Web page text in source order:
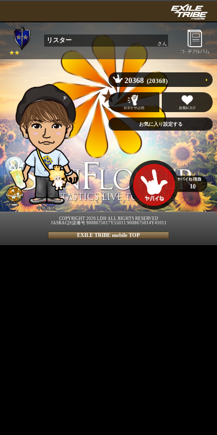
リスター さん
中島颯太
20368 (20368)
10
COPYRIGHT 2026 LDH ALL RIGHTS RESERVED
JASRAC許諾番号 9008675017Y55011 9008675014Y41011
EXILE TRIBE mobile TOP